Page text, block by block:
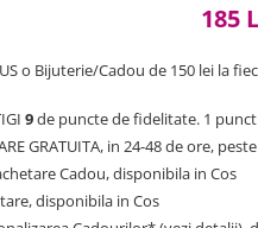
185
o Bijuterie/Cadou de 150 lei la
9de puncte de fidelitate. 1 punct
GRATUITA, in 24-48 de ore,
Cadou, disponibila in Cos
disponibila in Cos